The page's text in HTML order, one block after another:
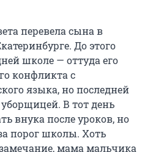
перевела сына в
До этого
школе — оттуда его
конфликта с
языка, но последней
В тот день
внука после уроков, но
порог школы. Хоть
мама мальчика